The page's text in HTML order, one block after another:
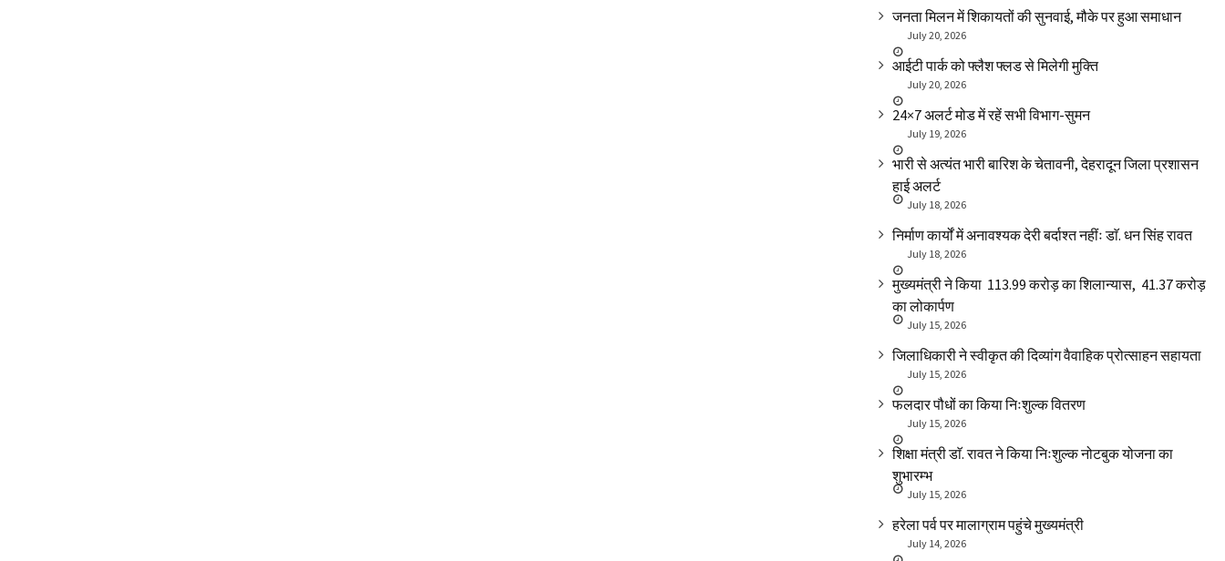
जनता मिलन में शिकायतों की सुनवाई, मौके पर हुआ समाधान
July 20, 2026
आईटी पार्क को फ्लैश फ्लड से मिलेगी मुक्ति
July 20, 2026
24×7 अलर्ट मोड में रहें सभी विभाग-सुमन
July 19, 2026
भारी से अत्यंत भारी बारिश के चेतावनी, देहरादून जिला प्रशासन
हाई अलर्ट
July 18, 2026
निर्माण कार्यों में अनावश्यक देरी बर्दाश्त नहींः डाॅ. धन सिंह रावत
July 18, 2026
मुख्यमंत्री ने किया ₹ 113.99 करोड़ का शिलान्यास, ₹ 41.37 करोड़
का लोकार्पण
July 15, 2026
जिलाधिकारी ने स्वीकृत की दिव्यांग वैवाहिक प्रोत्साहन सहायता
July 15, 2026
फलदार पौधों का किया निःशुल्क वितरण
July 15, 2026
शिक्षा मंत्री डाॅ. रावत ने किया निःशुल्क नोटबुक योजना का
शुभारम्भ
July 15, 2026
हरेला पर्व पर मालाग्राम पहुंचे मुख्यमंत्री
July 14, 2026